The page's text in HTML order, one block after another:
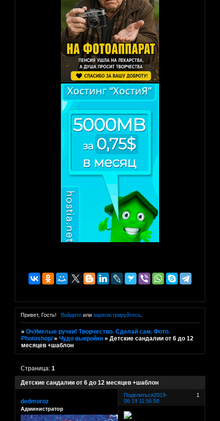
Привет, Гость! Войдитеили зарегистрируйтесь.
»ОчУмелые ручки! Творчество. Сделай сам. Фото.
Photoshop/ »Чудо выкройки »Детские сандалии от 6 до 12
месяцев +шаблон
Детские сандалии от 6 до 12 месяцев +шаблон
Страница:1
Поделиться 1
2019-
06-19 11:56:58
dedmoroz
Администратор